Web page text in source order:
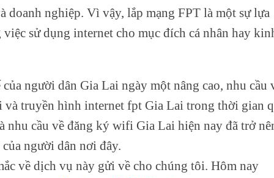
doanh nghiệp. Vì vậy, lắp mạng FPT là một sự lựa
sử dụng internet cho mục đích cá nhân hay
người dân Gia Lai ngày một nâng cao, nhu cầu
truyền hình internet fpt Gia Lai trong thời gian
nhu cầu về đăng ký wifi Gia Lai hiện nay đã trở
người dân nơi đây.
về dịch vụ này gửi về cho chúng tôi. Hôm nay